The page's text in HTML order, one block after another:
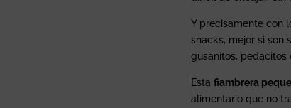
Y precisamente con
snacks, mejor si son
gusanitos, pedacitos
Esta fiambrera
alimentario que no